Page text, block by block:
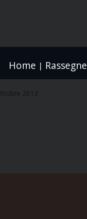
Home | Rassegne
2013